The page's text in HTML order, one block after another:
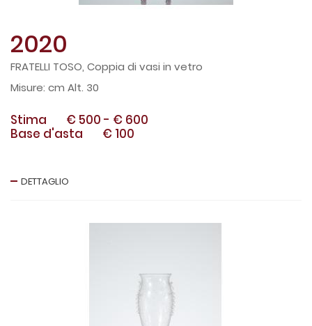
2020
FRATELLI TOSO, Coppia di vasi in vetro
cm Alt. 30
Stima € 500 - € 600
Base d'asta
€ 100
DETTAGLIO